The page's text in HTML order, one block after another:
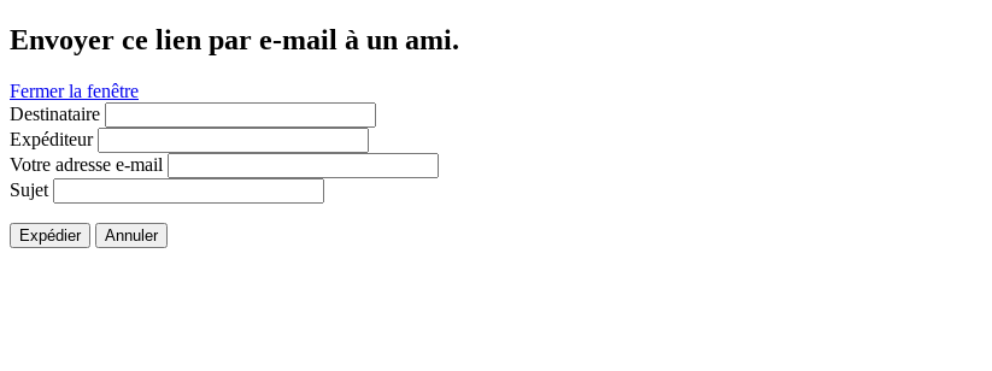
Envoyer ce lien par e-mail à un ami.
Fermer la fenêtre
Destinataire
Expéditeur
Votre adresse e-mail
Sujet
Expédier Annuler